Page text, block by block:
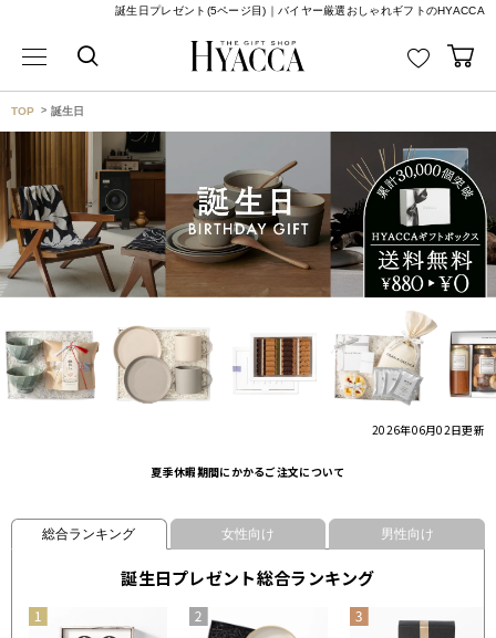
誕生日プレゼント(5ページ目)｜バイヤー厳選おしゃれギフトのHYACCA
TOP 誕生日
2026年06月02日更新
夏季休暇期間にかかるご注文について
総合ランキング 女性向け 男性向け
誕生日プレゼント総合ランキング